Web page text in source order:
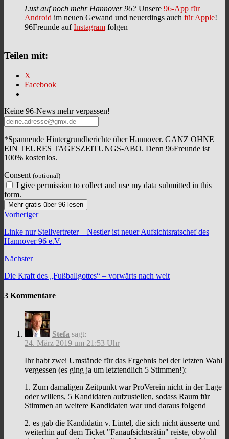
Lust auf noch mehr Hannover 96? Unsere 96-App für
Android im neuen Gewand und neuerdings auch für Apple!
96Freunde aufInstagram folgen
Teilen mit:
X
Facebook
Keine 96-News mehr verpassen!
*Spannende Hintergrundberichte über Hannover. GANZ OHNE
EIN TEURES TAGESZEITUNGS-ABO. Denn 96Freunde ist
100% kostenlos.
Consent (optional)
I give permission to collect and use my data submitted in this
form.
Mehr gratis über 96 lesen
Vorheriger
Linke nur Stellvertreter – Nestler ist neuer Aufsichtsratschef des
Hannover 96 e.V.
Nächster
Die Kraft des „Fußballgottes“ – vorwärts nach weit
3 Kommentare
Stefa sagt:
24. März 2019 um 21:53 Uhr
Ihr habt zwei Umstände für das Ergebnis bei der letzten Wahl
vergessen (es ging ja um letztendlich 5 Stimmen!):
1. Zum damaligen Zeitpunkt war ProVerein nicht in der Lage
oder willens, 5 Kandidaten aufzustellen, sodass Raum für
Stimmen an weitere Kandidaten war und daraus folgend
2. es gab die Kandidatin v. Lintel, die sich nicht äusserte und
weiterhin auf dem Ticket "Fanaufsichtsrätin" reiste, obwohl